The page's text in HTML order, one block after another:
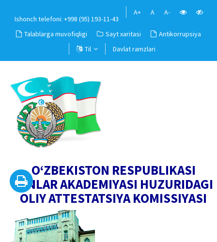
Ishonch telefoni: +998 (95) 193-11-43
A+ A A-
Talablarga muvofiqligi Sayt xaritasi
Antikorrupsiya
Til
Davlat ramzlari
O‘ZBEKISTON RESPUBLIKASI
FANLAR AKADEMIYASI HUZURIDAGI
OLIY ATTESTATSIYA KOMISSIYASI